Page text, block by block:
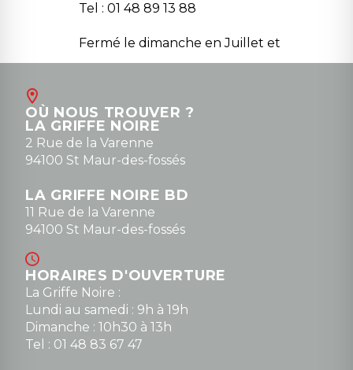
Tel : 01 48 89 13 88
Fermé le dimanche en Juillet et
Août
contact@la-griffe-noire.com
0148836747
OÙ NOUS TROUVER ?
LA GRIFFE NOIRE
2 Rue de la Varenne
94100 St Maur-des-fossés
LA GRIFFE NOIRE BD
11 Rue de la Varenne
94100 St Maur-des-fossés
HORAIRES D'OUVERTURE
La Griffe Noire :
Lundi au samedi : 9h à 19h
Dimanche : 10h30 à 13h
Tel : 01 48 83 67 47